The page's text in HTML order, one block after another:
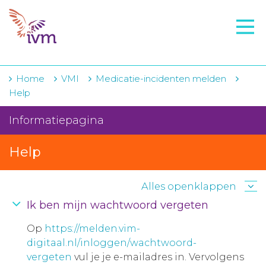
VMI
IVM-academie
Zorginstellingen
Voorschrijfgedrag
Projecten
Actueel
Contact
Winkelwagentje
Home VMI
Medicatie-incidenten melden
Help
Informatiepagina
Help
Alles openklappen
Ik ben mijn wachtwoord vergeten
Op https://melden.vim-
digitaal.nl/inloggen/wachtwoord-
vergeten vul je je e-mailadres in. Vervolgens